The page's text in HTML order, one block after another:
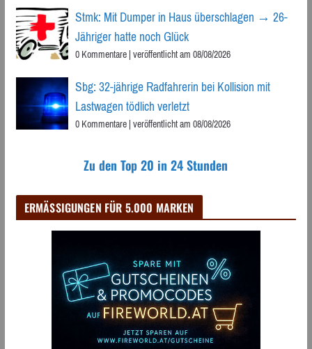
Stmk: Mit Dumper in Haus überschlagen → 26-
Jähriger hatte noch Glück
0 Kommentare|veröffentlicht am 08/08/2026
Sbg: 32-jährige Radfahrerin bei Kollision mit
Lastwagen tödlich verletzt
0 Kommentare|veröffentlicht am 08/08/2026
Zu den Top 20 in 24 Stunden
ERMÄSSIGUNGEN FÜR 5.000 MARKEN